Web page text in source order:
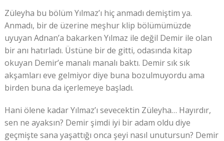
Züleyha bu bölüm Yılmaz’ı hiç anmadı demiştim ya.
Anmadı, bir de üzerine meşhur klip bölümümüzde
uyuyan Adnan’a bakarken Yılmaz ile değil Demir ile olan
bir anı hatırladı. Üstüne bir de gitti, odasında kitap
okuyan Demir’e manalı manalı baktı. Demir sık sık
akşamları eve gelmiyor diye buna bozulmuyordu ama
birden buna da içerlemeye başladı.
Hani ölene kadar Yılmaz’ı sevecektin Züleyha… Hayırdır,
sen ne ayaksın? Demir şimdi iyi bir adam oldu diye
geçmişte sana yaşattığı onca şeyi nasıl unutursun? Demir